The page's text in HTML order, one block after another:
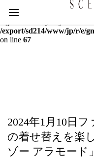
Warning
:
/export/sd214/www/jp/r/e/
on line 67
2024年1月10日
の着せ替えを楽
ゾー アラモード